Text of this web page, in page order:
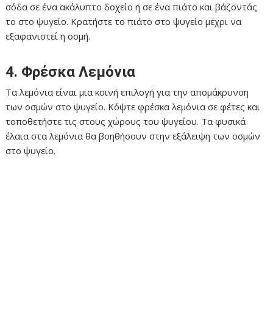
σόδα σε ένα ακάλυπτο δοχείο ή σε ένα πιάτο και βάζοντάς
το στο ψυγείο. Κρατήστε το πιάτο στο ψυγείο μέχρι να
εξαφανιστεί η οσμή.
4. Φρέσκα Λεμόνια
Τα λεμόνια είναι μια κοινή επιλογή για την απομάκρυνση
των οσμών στο ψυγείο. Κόψτε φρέσκα λεμόνια σε φέτες και
τοποθετήστε τις στους χώρους του ψυγείου. Τα φυσικά
έλαια στα λεμόνια θα βοηθήσουν στην εξάλειψη των οσμών
στο ψυγείο.